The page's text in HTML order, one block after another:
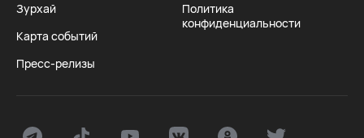
Зурхай
Карта событий
Пресс-релизы
Политика
конфиденциальности